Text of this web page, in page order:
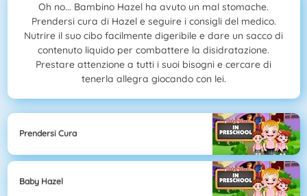
Oh no... Bambino Hazel ha avuto un mal stomache.
Prendersi cura di Hazel e seguire i consigli del medico.
Nutrire il suo cibo facilmente digeribile e dare un sacco di
contenuto liquido per combattere la disidratazione.
Prestare attenzione a tutti i suoi bisogni e cercare di
tenerla allegra giocando con lei.
Prendersi Cura
Baby Hazel